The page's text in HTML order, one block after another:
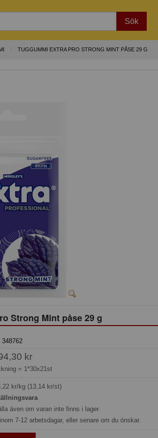
Sök
TUGGUMMI EXTRA PRO STRONG MINT PÅSE 29 G
Strong Mint påse 29 g
348762
kr
= 1*30x21st
kr/kg (13,14 kr/st)
även om varan inte finns i lager.
7-12 arbetsdagar, eller senare om du önskar.